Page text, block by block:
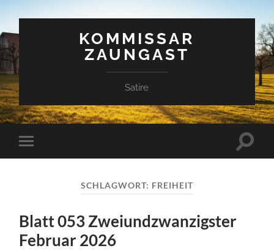
KOMMISSAR
ZAUNGAST
Satire
Mobile-
Menü
SCHLAGWORT: FREIHEIT
Blatt 053 Zweiundzwanzigster
Februar 2026